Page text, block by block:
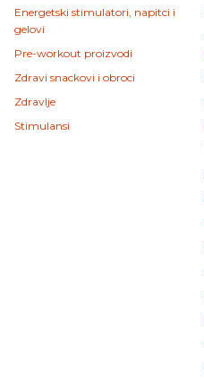
Energetski stimulatori, napitci i
gelovi
Pre-workout proizvodi
Zdravi snackovi i obroci
Zdravlje
Stimulansi